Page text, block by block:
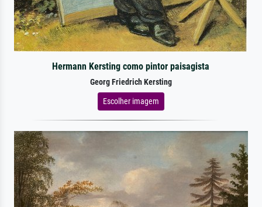
Hermann Kersting como pintor paisagista
Georg Friedrich Kersting
Escolher imagem